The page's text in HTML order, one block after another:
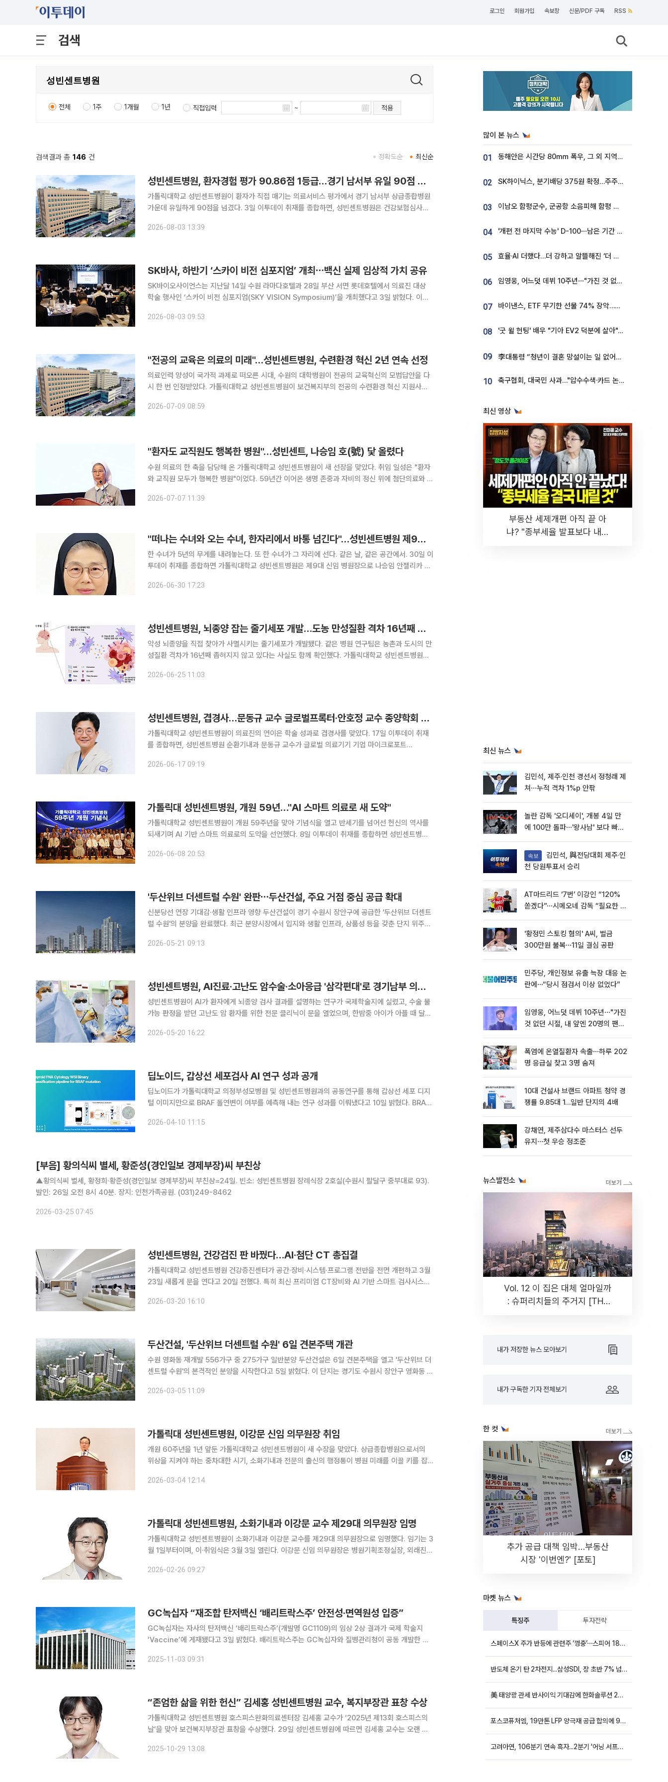
로그인 회원가입 속보창 신문/PDF 구독 RSS
검색
전체 1주 1개월 1년 직접입력 ~ 적용
검색결과 총 146 건 최신순
정확도순
성빈센트병원, 환자경험 평가 90.86점 1등급…경기 남서부 유일 90점 돌파
가톨릭대학교 성빈센트병원이 환자가 직접 매기는 의료서비스 평가에서 경기 남서부 상급종합병원
가운데 유일하게 90점을 넘겼다. 3일 이투데이 취재를 종합하면, 성빈센트병원은 건강보험심사평
평가는 1등급 기준이 기존 85점 이상에서 90점 이상으로 상향됐다.
2026-08-03 13:39
SK바사, 하반기 ‘스카이 비전 심포지엄’ 개최⋯백신 실제 임상적 가치 공유
SK바이오사이언스는 지난달 14일 수원 라마다호텔과 28일 부산 서면 롯데호텔에서 의료진 대상
학술 행사인 ‘스카이 비전 심포지엄(SKY VISION Symposium)’을 개최했다고 3일 밝혔다. 이번
(RSV) 예방항체의약품 베이포투스의 최신 임상 연구 결과와 실제
2026-08-03 09:53
"전공의 교육은 의료의 미래"…성빈센트병원, 수련환경 혁신 2년 연속 선정
의료인력 양성이 국가적 과제로 떠오른 시대, 수원의 대학병원이 전공의 교육혁신의 모범답안을 다
시 한 번 인정받았다. 가톨릭대학교 성빈센트병원이 보건복지부의 전공의 수련환경 혁신 지원사업
가톨릭대학교 성빈센트병원은 보건복지부가 주관하는 '2026년 전공의 수
2026-07-09 08:59
"환자도 교직원도 행복한 병원"…성빈센트, 나승임 호(號) 닻 올렸다
수원 의료의 한 축을 담당해 온 가톨릭대학교 성빈센트병원이 새 선장을 맞았다. 취임 일성은 "환자
와 교직원 모두가 행복한 병원"이었다. 59년간 이어온 생명 존중과 자비의 정신 위에 첨단의료와 따
원은 6일 별관 6층 성빈센트홀에서 제8·9대 병원장 이·취임식을
2026-07-07 11:39
"떠나는 수녀와 오는 수녀, 한자리에서 바통 넘긴다"…성빈센트병원 제9대 병원장 나승임 안젤리카 수녀 선임
한 수녀가 5년의 무게를 내려놓는다. 또 한 수녀가 그 자리에 선다. 같은 날, 같은 공간에서. 30일 이
투데이 취재를 종합하면 가톨릭대학교 성빈센트병원은 제9대 신임 병원장으로 나승임 안젤리카 수
의 이임식과 나승임 안젤리카 수녀의 취임식이 함께 거행된다.
2026-06-30 17:23
성빈센트병원, 뇌종양 잡는 줄기세포 개발…도농 만성질환 격차 16년째 지속 확인
악성 뇌종양을 직접 찾아가 사멸시키는 줄기세포가 개발됐다. 같은 병원 연구팀은 농촌과 도시의 만
성질환 격차가 16년째 좁혀지지 않고 있다는 사실도 함께 확인했다. 가톨릭대학교 성빈센트병원에
이 악성 뇌종양인 교모세포종을 표적으로 하는 차세대 줄기세포 치료 플랫폼
2026-06-25 11:03
성빈센트병원, 겹경사…문동규 교수 글로벌프록터·안호정 교수 종양학회 2관왕
가톨릭대학교 성빈센트병원이 의료진의 연이은 학술 성과로 겹경사를 맞았다. 17일 이투데이 취재
를 종합하면, 성빈센트병원 순환기내과 문동규 교수가 글로벌 의료기기 기업 마이크로포트
2026-06-17 09:19
가톨릭대 성빈센트병원, 개원 59년…"AI 스마트 의료로 새 도약"
가톨릭대학교 성빈센트병원이 개원 59주년을 맞아 기념식을 열고 반세기를 넘어선 헌신의 역사를
되새기며 AI 기반 스마트 의료로의 도약을 선언했다. 8일 이투데이 취재를 종합하면 성빈센트병원
2026-06-08 20:53
'두산위브 더센트럴 수원' 완판⋯두산건설, 주요 거점 중심 공급 확대
신분당선 연장 기대감·생활 인프라 영향 두산건설이 경기 수원시 장안구에 공급한 '두산위브 더센트
럴 수원'의 분양을 완료했다. 최근 분양시장에서 입지와 생활 인프라, 상품성 등을 갖춘 단지 위주로
'두산위브 더센트럴 수원'은 이달 초 분양을 마쳤다. 단지는
2026-05-21 09:13
성빈센트병원, AI진료·고난도 암수술·소아응급 '삼각편대'로 경기남부 의료판 바꾼다
성빈센트병원이 AI가 환자에게 뇌종양 검사 결과를 설명하는 연구가 국제학술지에 실렸고, 수술 불
가능 판정을 받던 고난도 암 환자를 위한 전문 클리닉이 문을 열었으며, 한밤중 아이가 아플 때 달려
2026-05-20 16:22
딥노이드, 갑상선 세포검사 AI 연구 성과 공개
딥노이드가 가톨릭대학교 의정부성모병원 및 성빈센트병원과의 공동연구를 통해 갑상선 세포 디지
털 이미지만으로 BRAF 돌연변이 여부를 예측해 내는 연구 성과를 이뤄냈다고 10일 밝혔다. BRAF
인세포검사(FNA)는 세포의 형태 평가는 가능하지만 돌연변이 상태
2026-04-10 11:15
[부음] 황의식씨 별세, 황준성(경인일보 경제부장)씨 부친상
▲황의식씨 별세, 황정희·황준성(경인일보 경제부장)씨 부친상=24일. 빈소: 성빈센트병원 장례식장 2호실(수원시 팔달구 중부대로 93).
발인: 26일 오전 8시 40분. 장지: 인천가족공원. (031)249-8462
2026-03-25 07:45
성빈센트병원, 건강검진 판 바꿨다…AI·첨단 CT 총집결
가톨릭대학교 성빈센트병원 건강증진센터가 공간·장비·시스템·프로그램 전반을 전면 개편하고 3월
23일 새롭게 문을 연다고 20일 전했다. 특히 최신 프리미엄 CT장비와 AI 기반 스마트 검사시스템
평가다. 이번 리모델링의 핵심은 공간 재설계다. 프라이버시를 배려
2026-03-20 16:10
두산건설, '두산위브 더센트럴 수원' 6일 견본주택 개관
수원 영화동 재개발 556가구 중 275가구 일반분양 두산건설은 6일 견본주택을 열고 '두산위브 더
센트럴 수원'의 본격적인 분양을 시작한다고 5일 밝혔다. 이 단지는 경기도 수원시 장안구 영화동 일
556가구 규모이며 이 가운데 275가구가 일반분양이다
2026-03-05 11:09
가톨릭대 성빈센트병원, 이강문 신임 의무원장 취임
개원 60주년을 1년 앞둔 가톨릭대학교 성빈센트병원이 새 수장을 맞았다. 상급종합병원으로서의
위상을 지켜야 하는 중차대한 시기, 소화기내과 전문의 출신의 행정통이 병원 미래를 이끌 키를 잡
을 거행했다. 제28대 정진영 의무원장(정형외과 교수)이 이임하고, 제2
2026-03-04 12:14
가톨릭대 성빈센트병원, 소화기내과 이강문 교수 제29대 의무원장 임명
가톨릭대학교 성빈센트병원이 소화기내과 이강문 교수를 제29대 의무원장으로 임명했다. 임기는 3
월 1일부터이며, 이·취임식은 3월 3일 열린다. 이강문 신임 의무원장은 병원기획조정실장, 외래진료
2026-02-26 09:27
GC녹십자 “재조합 탄저백신 ‘배리트락스주’ 안전성·면역원성 입증”
GC녹십자는 자사의 탄저백신 ‘배리트락스주’(개발명 GC1109)의 임상 2상 결과가 국제 학술지
‘Vaccine’에 게재됐다고 3일 밝혔다. 배리트락스주는 GC녹십자와 질병관리청이 공동 개발한 세
고려대학교 안산병원, 순천향대학교 서울병원, 한림대학교성심병원
2025-11-03 09:31
“존엄한 삶을 위한 헌신” 김세홍 성빈센트병원 교수, 복지부장관 표창 수상
가톨릭대학교 성빈센트병원 호스피스완화의료센터장 김세홍 교수가 ‘2025년 제13회 호스피스의
날’을 맞아 보건복지부장관 표창을 수상했다. 29일 성빈센트병원에 따르면 김세홍 교수는 오랜 기
2025-10-29 13:08
많이 본 뉴스
01 동해안은 시간당 80㎜ 폭우, 그 외 지역은 폭염…‘극과 극 날씨’
02 SK하이닉스, 분기배당 375원 확정…주주환원책 9월로 앞당겨 발표
03 이남오 함평군수, 군공항 소음피해 함평 보상 요구
04 '개편 전 마지막 수능' D-100⋯남은 기간 성적 올릴 전략은
05 효율·AI 더했다…더 강하고 알뜰해진 ‘더 뉴 그랜저 하이브리드’ [ET의 모빌리티]
06 임영웅, 어느덧 데뷔 10주년⋯"가진 것 없던 시절, 내 앞엔 20명의 팬뿐"
07 바이낸스, ETF 무기한 선물 74% 장악…한국 레버리지 ETF 거래 급증 [e가상자산]
08 '굿 윌 헌팅' 배우 "기아 EV2 덕분에 살아"…교통사고 후 안전성 극찬
09 李대통령 “청년이 결혼 망설이는 일 없어야...제도상 불이익 조사”
10 축구협회, 대국민 사과…"압수수색·카드 논란 사죄, 강도 높은 쇄신"
최신 영상
부동산 세제개편 아직 끝 아
냐? "종부세율 발표보다 내릴
최신 뉴스
김민석, 제주·인천 경선서 정청래 제
쳐⋯누적 격차 1%p 안팎
놀란 감독 '오디세이', 개봉 4일 만
에 100만 돌파⋯'왕사남' 보다 빠르
속보
천 당원투표서 승리
AT마드리드 ‘7번’ 이강인 “120%
쏟겠다”⋯시메오네 감독 “필요한 선
'황정민 스토킹 혐의' A씨, 벌금
300만원 불복⋯11일 결심 공판
민주당, 개인정보 유출 늑장 대응 논
란에⋯“당시 점검서 이상 없었다”
임영웅, 어느덧 데뷔 10주년⋯"가진
것 없던 시절, 내 앞엔 20명의 팬
폭염에 온열질환자 속출⋯하루 202
명 응급실 찾고 3명 숨져
10대 건설사 브랜드 아파트 청약 경
쟁률 9.85대 1…일반 단지의 4배
강채연, 제주삼다수 마스터스 선두
유지⋯첫 우승 정조준
뉴스발전소
Vol. 12 이 집은 대체 얼마일까
: 슈퍼리치들의 주거지 [THE
내가 저장한 뉴스 모아보기
내가 구독한 기자 전체보기
한 컷
추가 공급 대책 임박…부동산
시장 '이번엔?' [포토]
마켓 뉴스
특징주 투자전략
스페이스X 주가 반등에 관련주 ‘껑충’⋯스피어 18%ㆍ에이치브이엠 12%↑
반도체 온기 탄 2차전지...삼성SDI, 장 초반 7% 넘게 껑충
美 태양광 관세 반사이익 기대감에 한화솔루션 20%대·OCI홀딩스 14%대 급등
포스코퓨처엠, 19만톤 LFP 양극재 공급 합의에 9%대 강세
고려아연, 106분기 연속 흑자...2분기 '어닝 서프라이즈'에 장 초반 12%대 강세